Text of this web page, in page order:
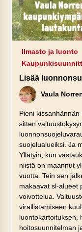
Ilmasto ja luonto
Lisää
Vaula
Pieni
sitten
suojelualueiksi. Ja
Yllätyin, kun
niistä on maannut
vuotta. Tein sen
makaavat sl-alueet
voivottelua.
virallistamiseen
luontokartoituksen,
hoitosuunnitelman